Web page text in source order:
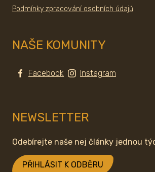
Podmínky zpracování osobních údajů
NAŠE KOMUNITY
Facebook Instagram
NEWSLETTER
Odebírejte naše nej články jednou
PŘIHLÁSIT K ODBĚRU